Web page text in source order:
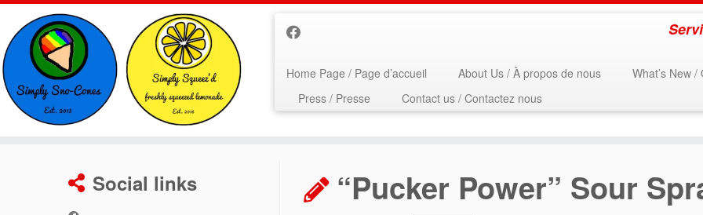
Home Page / Page d’accueil About Us / À propos de nous What’s New
Press / Presse
Contact us / Contactez nous
Social links “Pucker Power” Sour